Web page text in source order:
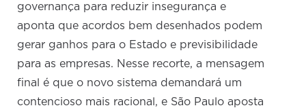
governança para reduzir insegurança e
aponta que acordos bem desenhados podem
gerar ganhos para o Estado e previsibilidade
para as empresas. Nesse recorte, a mensagem
final é que o novo sistema demandará um
contencioso mais racional, e São Paulo aposta